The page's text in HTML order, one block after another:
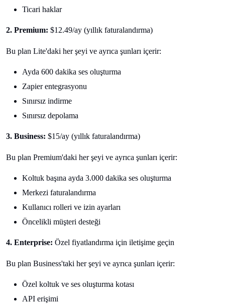
Ticari haklar
2. Premium: $12.49/ay (yıllık faturalandırma)
Bu plan Lite'daki her şeyi ve ayrıca şunları içerir:
Ayda 600 dakika ses oluşturma
Zapier entegrasyonu
Sınırsız indirme
Sınırsız depolama
3. Business: $15/ay (yıllık faturalandırma)
Bu plan Premium'daki her şeyi ve ayrıca şunları içerir:
Koltuk başına ayda 3.000 dakika ses oluşturma
Merkezi faturalandırma
Kullanıcı rolleri ve izin ayarları
Öncelikli müşteri desteği
4. Enterprise: Özel fiyatlandırma için iletişime geçin
Bu plan Business'taki her şeyi ve ayrıca şunları içerir:
Özel koltuk ve ses oluşturma kotası
API erişimi